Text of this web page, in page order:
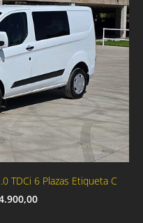
TDCi 6 Plazas Etiqueta C